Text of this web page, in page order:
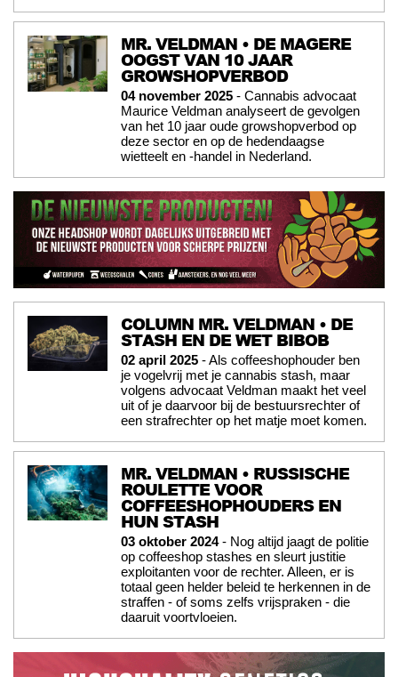
MR. VELDMAN • DE MAGERE
OOGST VAN 10 JAAR
GROWSHOPVERBOD
04 november 2025 - Cannabis advocaat
Maurice Veldman analyseert de gevolgen
van het 10 jaar oude growshopverbod op
deze sector en op de hedendaagse
wietteelt en -handel in Nederland.
COLUMN MR. VELDMAN • DE
STASH EN DE WET BIBOB
02 april 2025 - Als coffeeshophouder ben
je vogelvrij met je cannabis stash, maar
volgens advocaat Veldman maakt het veel
uit of je daarvoor bij de bestuursrechter of
een strafrechter op het matje moet komen.
MR. VELDMAN • RUSSISCHE
ROULETTE VOOR
COFFEESHOPHOUDERS EN
HUN STASH
03 oktober 2024- Nog altijd jaagt de politie
op coffeeshop stashes en sleurt justitie
exploitanten voor de rechter. Alleen, er is
totaal geen helder beleid te herkennen in de
straffen - of soms zelfs vrijspraken - die
daaruit voortvloeien.